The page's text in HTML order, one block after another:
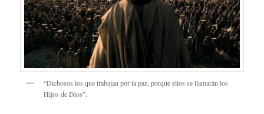
“Dichosos los que trabajan por la paz, porque ellos se llamarán los
Hijos de Dios”.